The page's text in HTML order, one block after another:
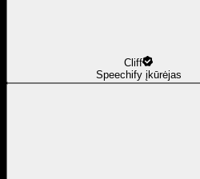
Cliff
Speechify įkūrėjas